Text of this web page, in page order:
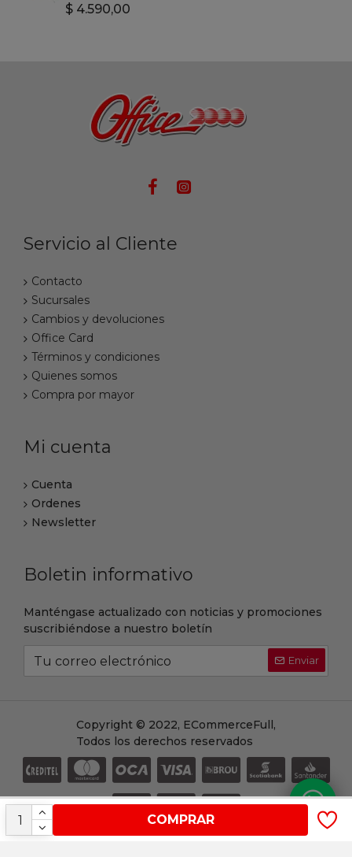
COMPRAR
$ 4.590,00
Servicio al Cliente
Contacto
Sucursales
Cambios y devoluciones
Office Card
Términos y condiciones
Quienes somos
Compra por mayor
Mi cuenta
Cuenta
Ordenes
Newsletter
Boletin informativo
Manténgase actualizado con noticias y promociones
suscribiéndose a nuestro boletín
Enviar
Copyright © 2022, ECommerceFull,
Todos los derechos reservados